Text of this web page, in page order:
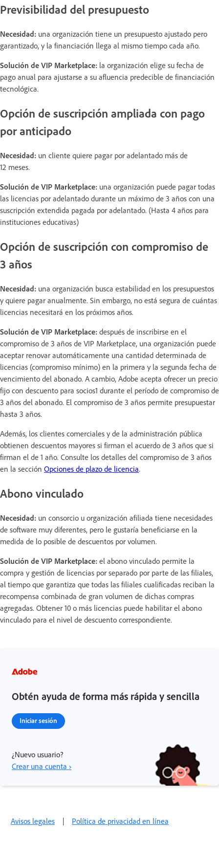
Previsibilidad del presupuesto
Necesidad: una organización tiene un presupuesto ajustado pero
garantizado, y la financiación llega al mismo tiempo cada año.
Solución de VIP Marketplace: la organización elige su fecha de
pago anual para ajustarse a su afluencia predecible de financiación
tecnológica.
Opción de suscripción ampliada con pago
por anticipado
Necesidad: un cliente quiere pagar por adelantado más de
12 meses.
Solución de VIP Marketplace: una organización puede pagar todas
las licencias por adelantado durante un máximo de 3 años con una
suscripción extendida pagada por adelantado. (Hasta 4 años para
instituciones educativas)
Opción de suscripción con compromiso de
3 años
Necesidad: una organización busca estabilidad en los presupuestos
y quiere pagar anualmente. Sin embargo, no está segura de cuántas
licencias necesitará en los próximos años.
Solución de VIP Marketplace: después de inscribirse en el
compromiso de 3 años de VIP Marketplace, una organización puede
aceptar renovar automáticamente una cantidad determinada de
licencias (compromiso mínimo) en la primera y la segunda fecha de
vencimiento del abonado. A cambio, Adobe acepta ofrecer un precio
fijo con descuento para socios1 durante el período de compromiso de
3 años del abonado. El compromiso de 3 años permite presupuestar
hasta 3 años.
Además, los clientes comerciales y de la administración pública
obtienen descuentos mayores si firman el acuerdo de 3 años que si
firman el de 1 año. Consulte los detalles del compromiso de 3 años
en la sección Opciones de plazo de licencia.
Abono vinculado
Necesidad: un consorcio u organización afiliada tiene necesidades
de software muy diferentes, pero le gustaría beneficiarse en la
medida de lo posible de descuentos por volumen.
Solución de VIP Marketplace: el abono vinculado permite la
compra y gestión de licencias por separado por parte de las filiales,
al tiempo que garantiza que todas las filiales cualificadas reciban la
recompensa combinada de gran volumen de dichas compras
agregadas. Obtener 10 o más licencias puede habilitar el abono
vinculado para el nivel de descuento correspondiente.
Obtén ayuda de forma más rápida y sencilla
Iniciar sesión
¿Nuevo usuario?
Crear una cuenta ›
Avisos legales | Política de privacidad en línea